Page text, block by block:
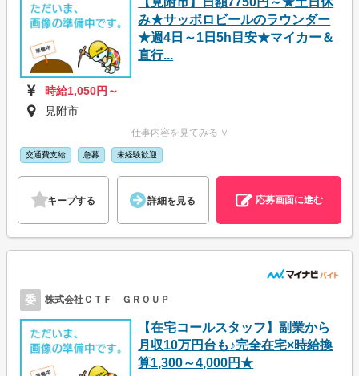
み★サッポロビールのラウンダー
★週4日～1日5h目安★マイカー＆
直行...
時給1,050円～
見附市
仕事内容を見てみる ∨
交通費支給 急募 未経験歓迎
キープする 詳細を見る 応募画面に進む
委 株式会社ＣＴＦ ＧＲＯＵＰ
【在宅コールスタッフ】副業から
月収10万円台も♪完全在宅×時給換
算1,300～4,000円★